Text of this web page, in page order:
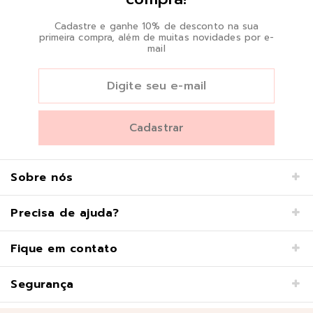
Cadastre e ganhe 10% de desconto na sua
primeira compra, além de muitas novidades por e-
mail
Sobre nós
Precisa de ajuda?
Fique em contato
Segurança